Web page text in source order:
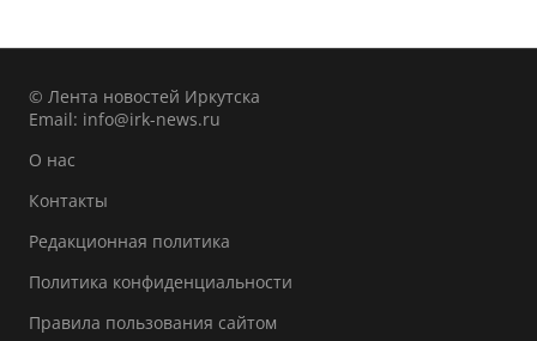
© Лента новостей Иркутска
Email: info@irk-news.ru
О нас
Контакты
Редакционная политика
Политика конфиденциальности
Правила пользования сайтом